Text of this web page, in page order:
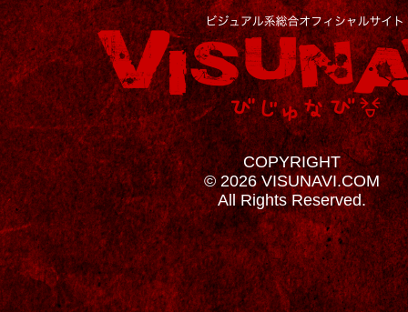
COPYRIGHT
© 2026 VISUNAVI.COM
All Rights Reserved.